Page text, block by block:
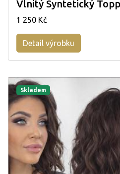
Vlnitý Syntetický
1 250 Kč
Detail výrobku
Skladem